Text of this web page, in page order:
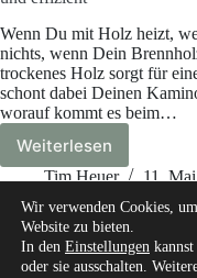
Wenn Du mit Holz heizt,
nichts, wenn Dein
trockenes Holz sorgt für
schont dabei Deinen
worauf kommt es beim…
Weiterlesen
Kaminholz
richtig
–
So
bleibt
Tim Heuer 11.
Wir verwenden Cookies,
Website zu bieten.
In den Einstellungen
oder sie ausschalten.